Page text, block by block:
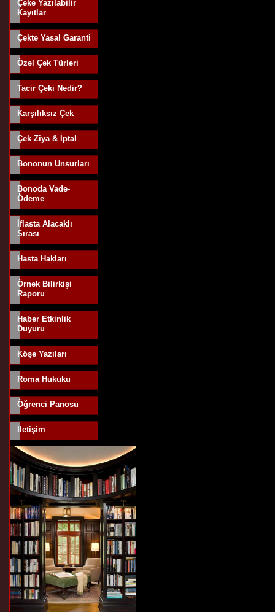
Çeke Yazılabilir
Kayıtlar
Çekte Yasal Garanti
Özel Çek Türleri
Tacir Çeki Nedir?
Karşılıksız Çek
Çek Ziya & İptal
Bononun Unsurları
Bonoda Vade-
Ödeme
İflasta Alacaklı
Sırası
Hasta Hakları
Örnek Bilirkişi
Raporu
Haber Etkinlik
Duyuru
Köşe Yazıları
Roma Hukuku
Öğrenci Panosu
İletişim